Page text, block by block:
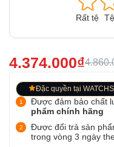
Rất tệ Tệ
4.374.000₫
Đặc quyền tại
Được đảm bảo chất
phẩm chính hãng
Được đổi trả sản
trong vòng 3 ngày